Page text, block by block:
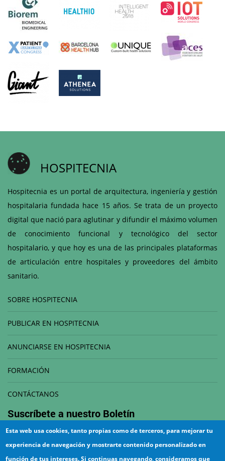
HOSPITECNIA
Hospitecnia es un portal de arquitectura, ingeniería y gestión
hospitalaria fundada hace 15 años. Se trata de un proyecto
digital que nació para aglutinar y difundir el máximo volumen
de conocimiento funcional y tecnológico del sector
hospitalario, y que hoy es una de las principales plataformas
de articulación entre hospitales y proveedores del ámbito
sanitario.
SOBRE HOSPITECNIA
PUBLICAR EN HOSPITECNIA
ANUNCIARSE EN HOSPITECNIA
FORMACIÓN
CONTÁCTANOS
Suscríbete a nuestro Boletín
Esta web usa cookies, tanto propias como de terceros, para mejorar tu
experiencia de navegación y mostrarte contenido personalizado en
función de tus intereses. Si continuas navegando, consideramos que